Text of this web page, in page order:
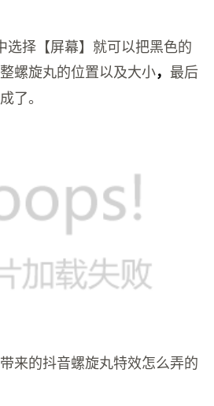
选择【屏幕】就可以把黑色的
螺旋丸的位置以及大小， 最后
了。
来的抖音螺旋丸特效怎么弄的